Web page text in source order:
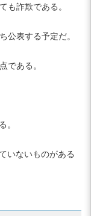
も詐欺である。
公表する予定だ。
である。
。
いないものがある